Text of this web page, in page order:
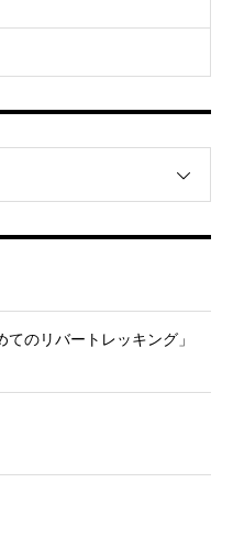
のリバートレッキング」